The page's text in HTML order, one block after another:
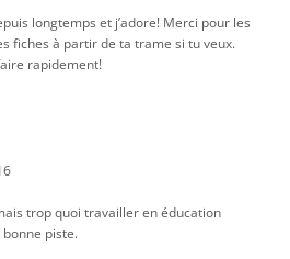
longtemps et j’adore! Merci pour les
fiches à partir de ta trame si tu veux.
rapidement!
trop quoi travailler en éducation
piste.